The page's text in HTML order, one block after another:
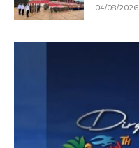
04/08/2026